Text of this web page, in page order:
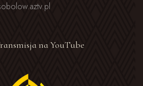
na YouTube